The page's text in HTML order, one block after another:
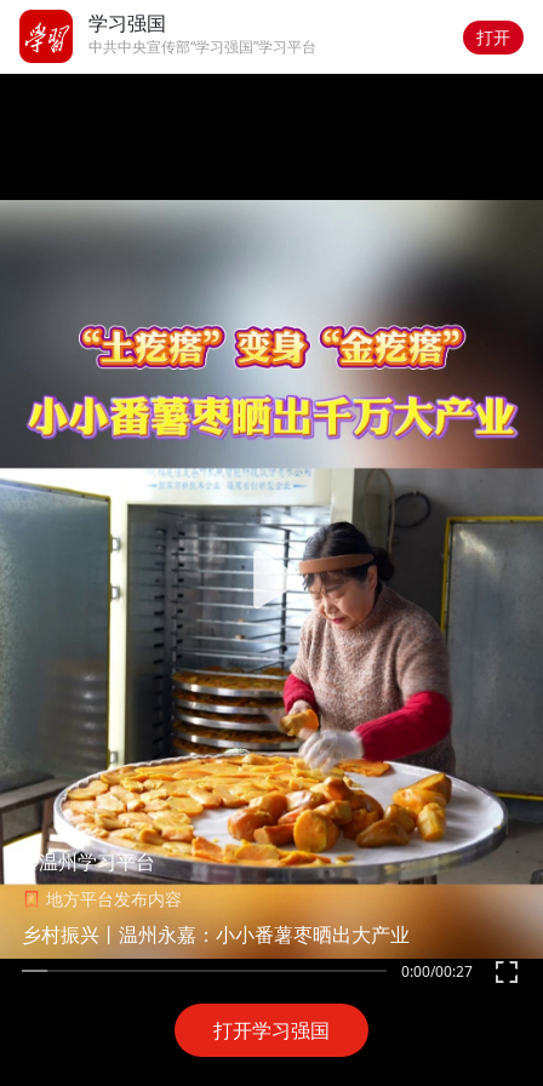
学习强国
中共中央宣传部“学习强国”学习平台 打开
打开学习强国
0:00/00:27
@温州学习平台
地方平台发布内容
乡村振兴丨温州永嘉：小小番薯枣晒出大产业